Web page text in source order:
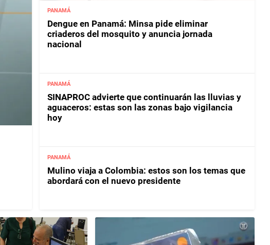
PANAMÁ
Dengue en Panamá: Minsa pide eliminar
criaderos del mosquito y anuncia jornada
nacional
PANAMÁ
SINAPROC advierte que continuarán las lluvias y
aguaceros: estas son las zonas bajo vigilancia
hoy
PANAMÁ
Mulino viaja a Colombia: estos son los temas que
abordará con el nuevo presidente